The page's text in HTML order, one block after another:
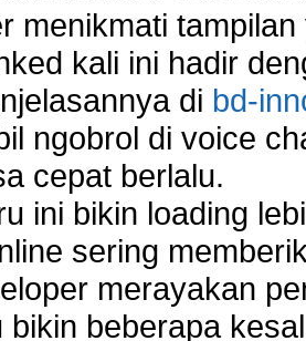
menikmati
kali ini hadir
di bd-
ngobrol di voice
cepat berlalu.
ini bikin loading
sering
merayakan
bikin beberapa